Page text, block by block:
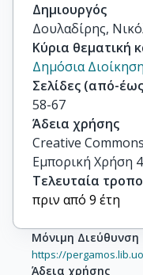
Δημιουργός
Δουλαδίρης,
Κύρια θεματική
Δημόσια Διοίκηση
Σελίδες (από-
58-67
Άδεια χρήσης
Creative
Εμπορική Χρήση
Τελευταία
πριν από 9 έτη
Μόνιμη Διεύθυνση
https://
Άδεια χρήσης